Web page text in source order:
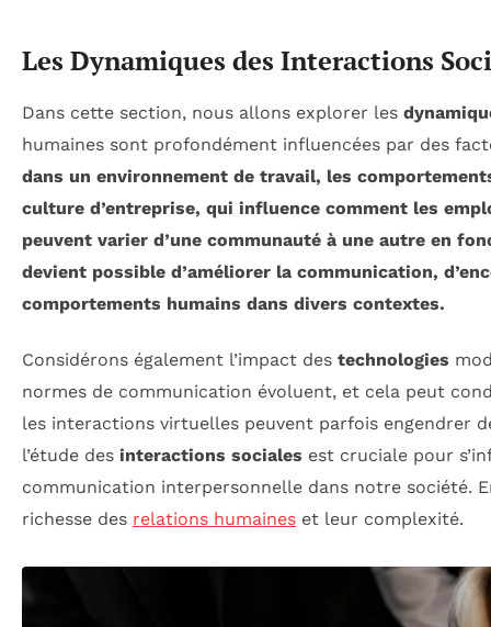
Les Dynamiques des Interactions
Dans cette section, nous allons explorer les
humaines sont profondément influencées par des
dans un environnement de travail, les
culture d’entreprise, qui influence comment les
peuvent varier d’une communauté à une autre en
devient possible d’améliorer la communication,
comportements humains dans divers contextes.
Considérons également l’impact des technologies
normes de communication évoluent, et cela peut
les interactions virtuelles peuvent parfois engendrer
l’étude des interactions sociales est cruciale pour
communication interpersonnelle dans notre société.
richesse des relations humaines et leur complexité.